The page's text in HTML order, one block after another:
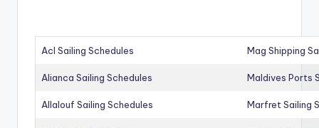
Acl Sailing Schedules Mag Shipping
Alianca Sailing Schedules Maldives Ports
Allalouf Sailing Schedules Marfret Sailing